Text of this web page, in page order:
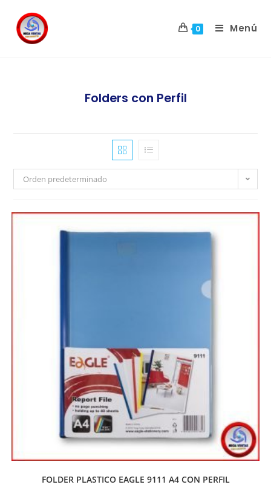
0 Menú
Folders con Perfil
Orden predeterminado
FOLDER PLASTICO EAGLE 9111 A4 CON PERFIL